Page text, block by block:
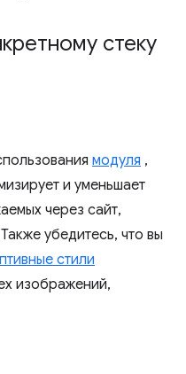
стеку
модуля ,
и уменьшает
через сайт,
убедитесь, что вы
стили
изображений,